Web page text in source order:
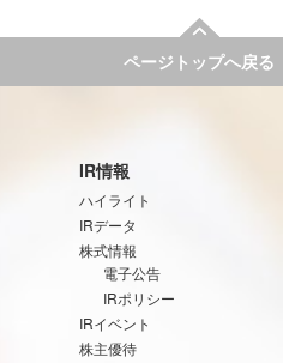
ページトップへ戻る
IR情報
ハイライト
IRデータ
株式情報
電子公告
IRポリシー
IRイベント
株主優待